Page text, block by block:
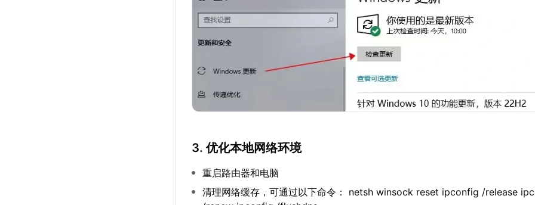
3. 优化本地网络环境
重启路由器和电脑
清理网络缓存，可通过以下命令： netsh winsock reset ipconfig /release